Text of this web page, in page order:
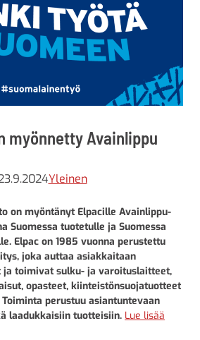
myönnetty Avainlippu
Yleinen
on myöntänyt Elpacille Avainlippu-
Suomessa tuotetulle ja Suomessa
Elpac on 1985 vuonna perustettu
joka auttaa asiakkaitaan
toimivat sulku- ja varoituslaitteet,
opasteet, kiinteistönsuojatuotteet
perustuu asiantuntevaan
laadukkaisiin tuotteisiin. Lue lisää